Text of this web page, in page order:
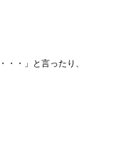
・・」と言ったり、